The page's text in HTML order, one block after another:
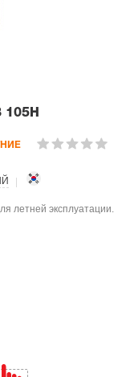
105H
летней эксплуатации.